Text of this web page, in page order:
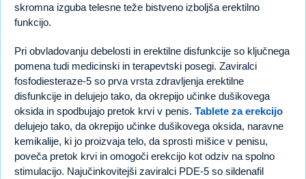
skromna izguba telesne teže bistveno izboljša erektilno
funkcijo.
Pri obvladovanju debelosti in erektilne disfunkcije so ključnega
pomena tudi medicinski in terapevtski posegi. Zaviralci
fosfodiesteraze-5 so prva vrsta zdravljenja erektilne
disfunkcije in delujejo tako, da okrepijo učinke dušikovega
oksida in spodbujajo pretok krvi v penis. Tablete za erekcijo
delujejo tako, da okrepijo učinke dušikovega oksida, naravne
kemikalije, ki jo proizvaja telo, da sprosti mišice v penisu,
poveča pretok krvi in omogoči erekcijo kot odziv na spolno
stimulacijo. Najučinkovitejši zaviralci PDE-5 so sildenafil